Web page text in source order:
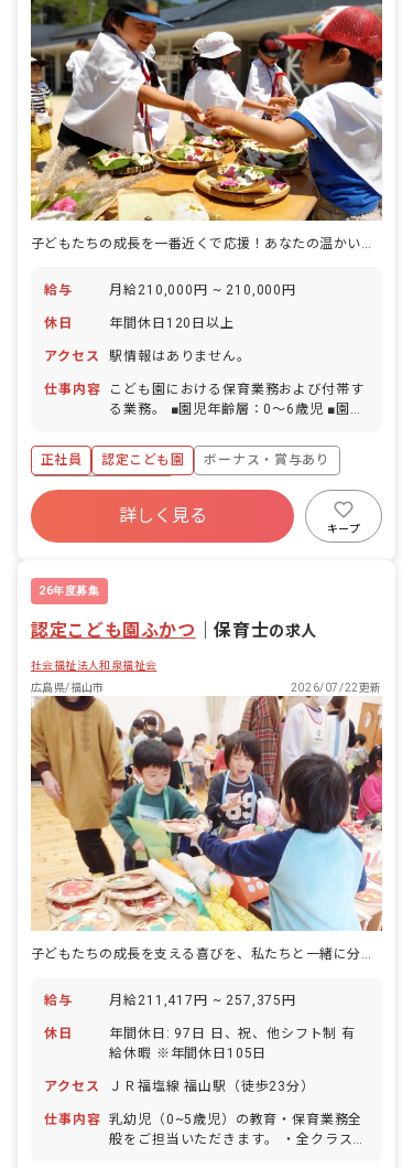
子どもたちの成長を一番近くで応援！あなたの温かい心が輝く場所がここにあります。
給与 月給210,000円 ~ 210,000円
休日 年間休日120日以上
アクセス 駅情報はありません。
仕事内容
こども園における保育業務および付帯す
る業務。 ■園児年齢層：0～6歳児 ■園庭
正社員
認定こども園
ボーナス・賞与あり
年間休日120日以上
寮・住宅・家賃補助あり
社会保険完備
昇給昇進あり
詳しく見る
キープ
26年度募集
認定こども園ふかつ ｜保育士の求人
社会福祉法人和泉福祉会
広島県/福山市
2026/07/22更新
子どもたちの成長を支える喜びを、私たちと一緒に分かち合いませんか？
給与 月給211,417円 ~ 257,375円
休日
年間休日: 97日 日、祝、他シフト制 有
給休暇 ※年間休日105日
アクセス ＪＲ福塩線 福山駅（徒歩23分）
仕事内容 乳幼児（0~5歳児）の教育・保育業務全
般をご担当いただきます。 ・全クラス複